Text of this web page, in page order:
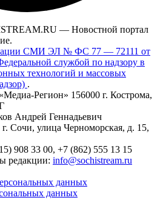
— Новостной портал
СМИ ЭЛ № ФС 77 — 72111 от
службой по надзору в
технологий и массовых
.
Регион» 156000 г. Кострома,
Андрей Геннадьевич
Сочи, улица Черноморская, д. 15,
908 33 00, +7 (862) 555 13 15
редакции: info@sochistream.ru
данных
данных